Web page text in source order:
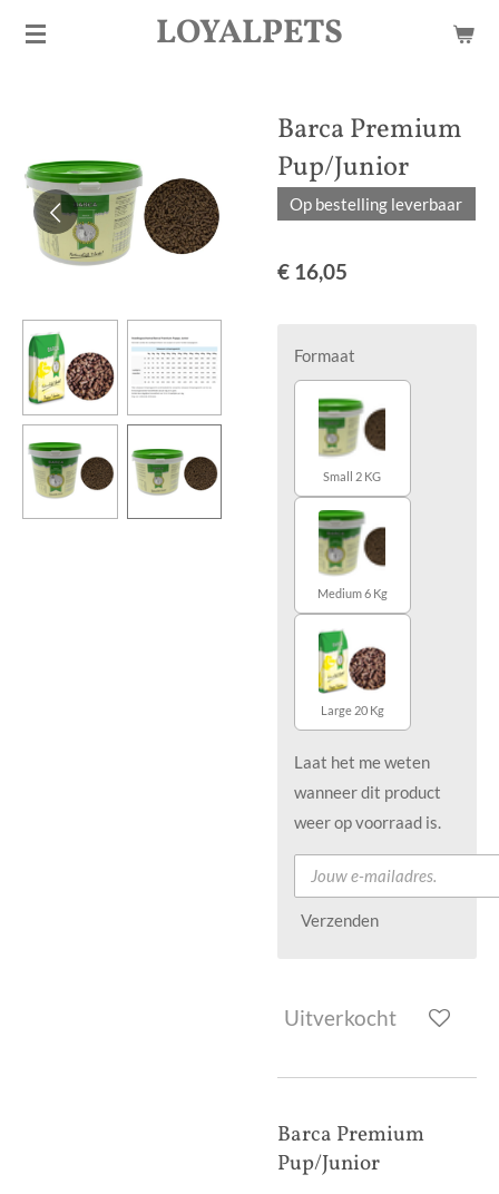
Ga
LOYALPETS
Barca Premium
Pup/Junior
Op bestelling leverbaar
€ 16,05
Formaat
Small 2 KG
Medium 6 Kg
Large 20 Kg
Laat het me weten
wanneer dit product
weer op voorraad is.
Verzenden
Uitverkocht
Barca Premium
Pup/Junior